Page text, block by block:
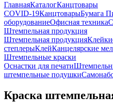
ГлавнаяКаталогКанцтовары
COVID-19КанцтоварыБумага
оборудованиеОфисная техника
Штемпельная продукция
Штемпельная продукция
степлерыКлейКанцелярские
Штемпельные краски
Оснастки для печати
штемпельные подушки
Краска